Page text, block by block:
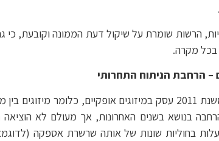
הרשות שומרת על שיקול דעת הממונה וקובעת,
בכל מקרה.
– הרחבת הניתוח התחרותי
גילוי הדעת של הרשות משנת 2011 עסק במיזוגים
בנושא בשנים האחרונות, אך מעולם לא הוציאה
בחוליות שונות של אותה שרשרת אספקה (לדוגמא,